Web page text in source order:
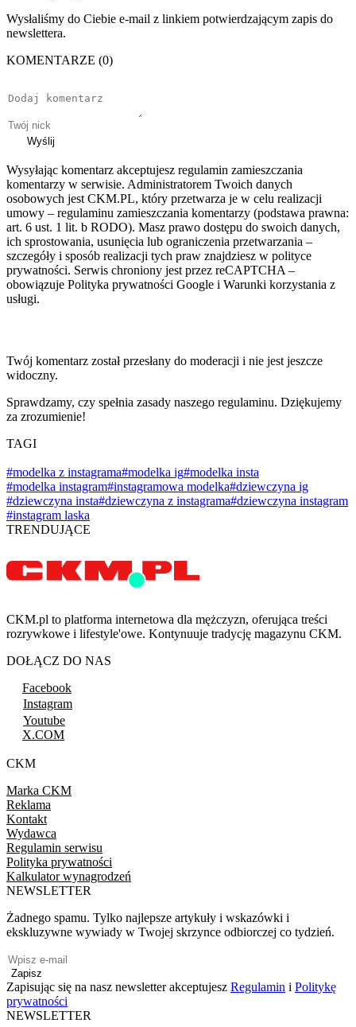
Wysłaliśmy do Ciebie e-mail z linkiem potwierdzającym zapis do
newslettera.
KOMENTARZE (0)
Wyślij
Wysyłając komentarz akceptujesz regulamin zamieszczania
komentarzy w serwisie. Administratorem Twoich danych
osobowych jest CKM.PL, który przetwarza je w celu realizacji
umowy – regulaminu zamieszczania komentarzy (podstawa prawna:
art. 6 ust. 1 lit. b RODO). Masz prawo dostępu do swoich danych,
ich sprostowania, usunięcia lub ograniczenia przetwarzania –
szczegóły i sposób realizacji tych praw znajdziesz w polityce
prywatności. Serwis chroniony jest przez reCAPTCHA –
obowiązuje Polityka prywatności Google i Warunki korzystania z
usługi.
Twój komentarz został przesłany do moderacji i nie jest jeszcze
widoczny.
Sprawdzamy, czy spełnia zasady naszego regulaminu. Dziękujemy
za zrozumienie!
TAGI
#modelka z instagrama#modelka ig#modelka insta
#modelka instagram#instagramowa modelka#dziewczyna ig
#dziewczyna insta#dziewczyna z instagrama#dziewczyna instagram
#instagram laska
TRENDUJĄCE
CKM.pl to platforma internetowa dla mężczyzn, oferująca treści
rozrywkowe i lifestyle'owe. Kontynuuje tradycję magazynu CKM.
DOŁĄCZ DO NAS
Facebook
Instagram
Youtube
X.COM
CKM
Marka CKM
Reklama
Kontakt
Wydawca
Regulamin serwisu
Polityka prywatności
Kalkulator wynagrodzeń
NEWSLETTER
Żadnego spamu. Tylko najlepsze artykuły i wskazówki i
ekskluzywne wywiady w Twojej skrzynce odbiorczej co tydzień.
Zapisz
Zapisując się na nasz newsletter akceptujesz Regulamin i Politykę
prywatności
NEWSLETTER